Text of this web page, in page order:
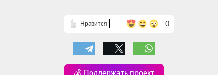
Нравится 0
💰 Поддержать проект